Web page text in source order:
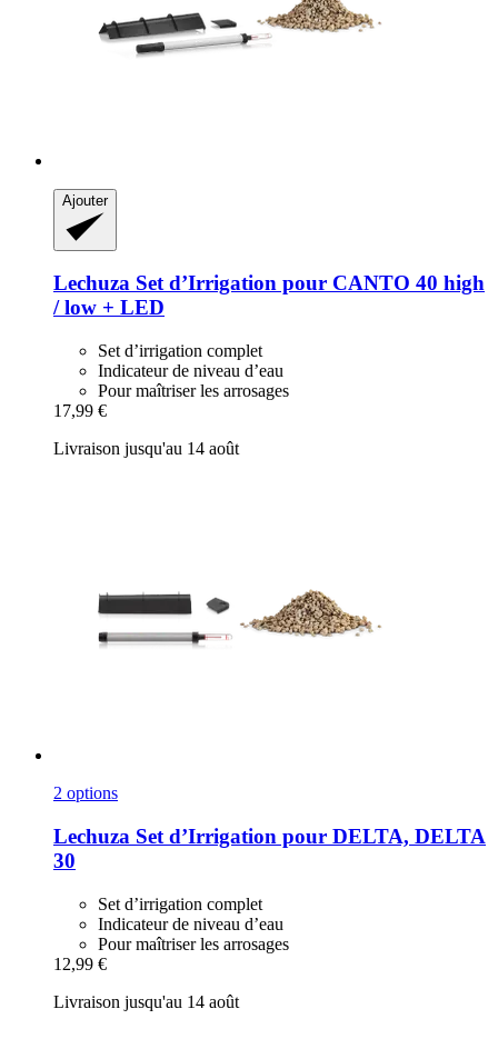
Ajouter
Lechuza Set d’Irrigation pour CANTO 40 high
/ low + LED
Set d’irrigation complet
Indicateur de niveau d’eau
Pour maîtriser les arrosages
17,99 €
Livraison jusqu'au 14 août
2 options
Lechuza Set d’Irrigation pour DELTA, DELTA
30
Set d’irrigation complet
Indicateur de niveau d’eau
Pour maîtriser les arrosages
12,99 €
Livraison jusqu'au 14 août